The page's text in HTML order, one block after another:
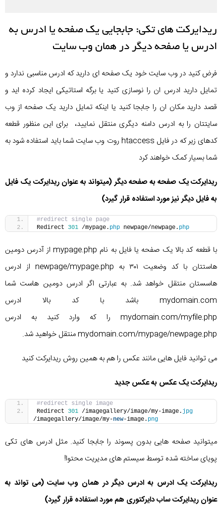
ریدایرکت های تکی: جابجایی یک صفحه یا ادرس به
ادرس یا صفحه دیگر در همان وب سایت
فرض کنید در وب سایت خود یک صفحه ای دارید که ادرس مناسبی ندارد و
تمایل دارید ادرس ان را نوسازی کنید یا برگه استاتیکی ایجاد کرده اید و
قصد دارید مکان ان را جابجا کنید یا اینکه تمایل دارید یک صفحه از وب
سایتتان را به ادرس دامنه دیگری منتقل نمایید، برای این منظور قطعه
کدهای زیر که در فایل htaccess روت وب سایت شما باید استفاده شود به
شما بسیار کمک خواهند کرد
ریدایرکت یک صفحه به صفحه دیگر (میتواند به عنوان ریدایرکت یک فایل
به فایل دیگر نیز مورد استفاده قرار گیرد)
#redirect single page
Redirect 301 /mypage. php newpage/newpage. php
با قطعه کد بالا یک صفحه یا فایل به نام mypage.php از آدرس دومین
هاستتان با کد وضعیت ۳۰۱ به newpage/mypage.php از ادرس
هاسستان منتقل خواهد شد. به عبارتی اگر ادرس دومین هاست شما
mydomain.com باشد با کد بالا ادرس
mydomain.com/myfile.php را که وارد کنید به ادرس
mydomain.com/mypage/newpage.php منتقل خواهید شد.
می توانید فایل هایی مانند عکس را هم به همین روش ریدایرکت کنید
ریدایرکت یک عکس به عکس جدید
#redirect single image
Redirect 301 /imagegallery/image/my-image. jpg
/imagegallery/image/my-new-image. png
میتوانید صفحه هایی بدون پسوند را جابجا کنید. مثل ادرس های تکی
پویای ساخته شده توسط سیستم های مدیریت محتوا!
ریدایرکت یک ادرس به ادرس دیگر در همان وب سایت (می تواند به
عنوان ریدایرکت ساب دایرکتوری هم مورد استفاده قرار گیرد)